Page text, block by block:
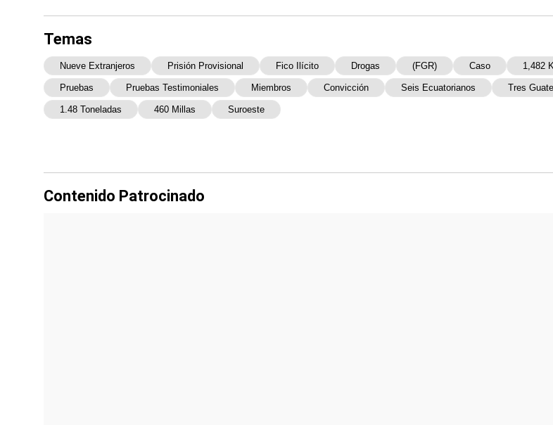
Temas
Nueve Extranjeros Prisión Provisional Fico Ilícito Drogas (FGR) Caso 1,482
Pruebas Pruebas Testimoniales Miembros Convicción Seis Ecuatorianos Tres
1.48 Toneladas 460 Millas Suroeste
Contenido Patrocinado